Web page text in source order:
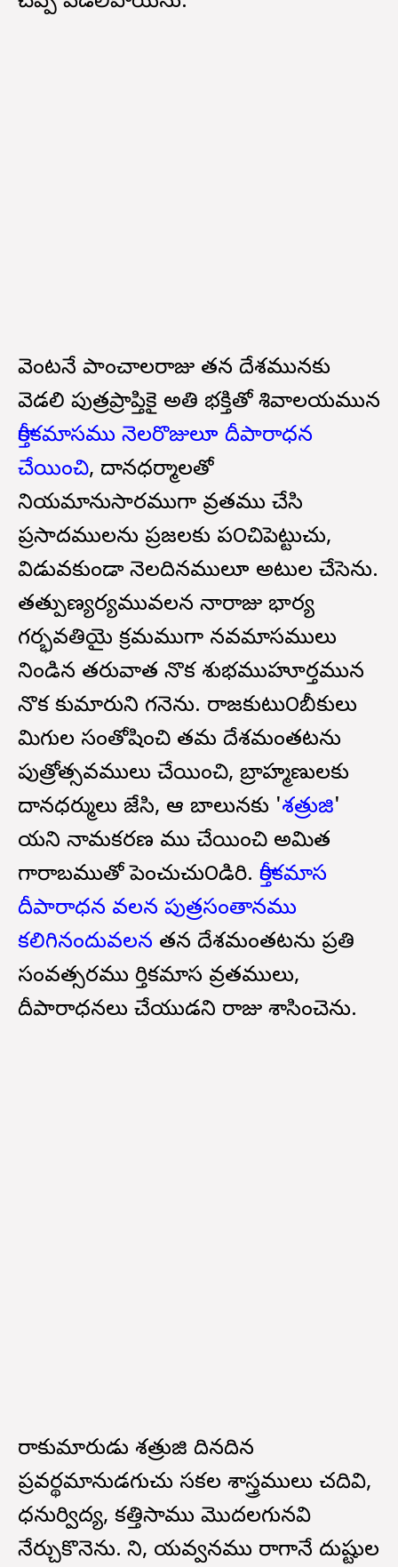
వెంటనే పాంచాలరాజు తన దేశమునకు
వెడలి పుత్రప్రాప్తికై అతి భక్తితో శివాలయమున
కార్తీకమాసము నెలరొజులూ దీపారాధన
చేయించి, దానధర్మాలతో
నియమానుసారముగా వ్రతము చేసి
ప్రసాదములను ప్రజలకు ప౦చిపెట్టుచు,
విడువకుండా నెలదినములూ అటుల చేసెను.
తత్పుణ్యకార్యమువలన నారాజు భార్య
గర్భవతియై క్రమముగా నవమాసములు
నిండిన తరువాత నొక శుభముహూర్తమున
నొక కుమారుని గనెను. రాజకుటు౦బీకులు
మిగుల సంతోషించి తమ దేశమంతటను
పుత్రోత్సవములు చేయించి, బ్రాహ్మణులకు
దానధర్ములు జేసి, ఆ బాలునకు 'శత్రుజి'
యని నామకరణ ము చేయించి అమిత
గారాబముతో పెంచుచు౦డిరి. కార్తీకమాస
దీపారాధన వలన పుత్రసంతానము
కలిగినందువలన తన దేశమంతటను ప్రతి
సంవత్సరము కార్తికమాస వ్రతములు,
దీపారాధనలు చేయుడని రాజు శాసించెను.
రాకుమారుడు శత్రుజి దినదిన
ప్రవర్థమానుడగుచు సకల శాస్త్రములు చదివి,
ధనుర్విద్య, కత్తిసాము మొదలగునవి
నేర్చుకొనెను. కాని, యవ్వనము రాగానే దుష్టుల